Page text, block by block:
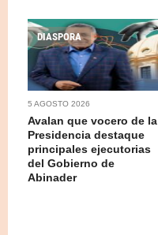
DIASPORA
5 AGOSTO 2026
Avalan que vocero de la
Presidencia destaque
principales ejecutorias
del Gobierno de
Abinader